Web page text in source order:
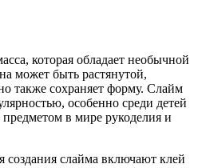
которая обладает необычной
может быть растянутой,
также сохраняет форму. Слайм
особенно среди детей
в мире рукоделия и
слайма включают клей